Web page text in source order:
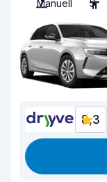
Manuell 5
8,3